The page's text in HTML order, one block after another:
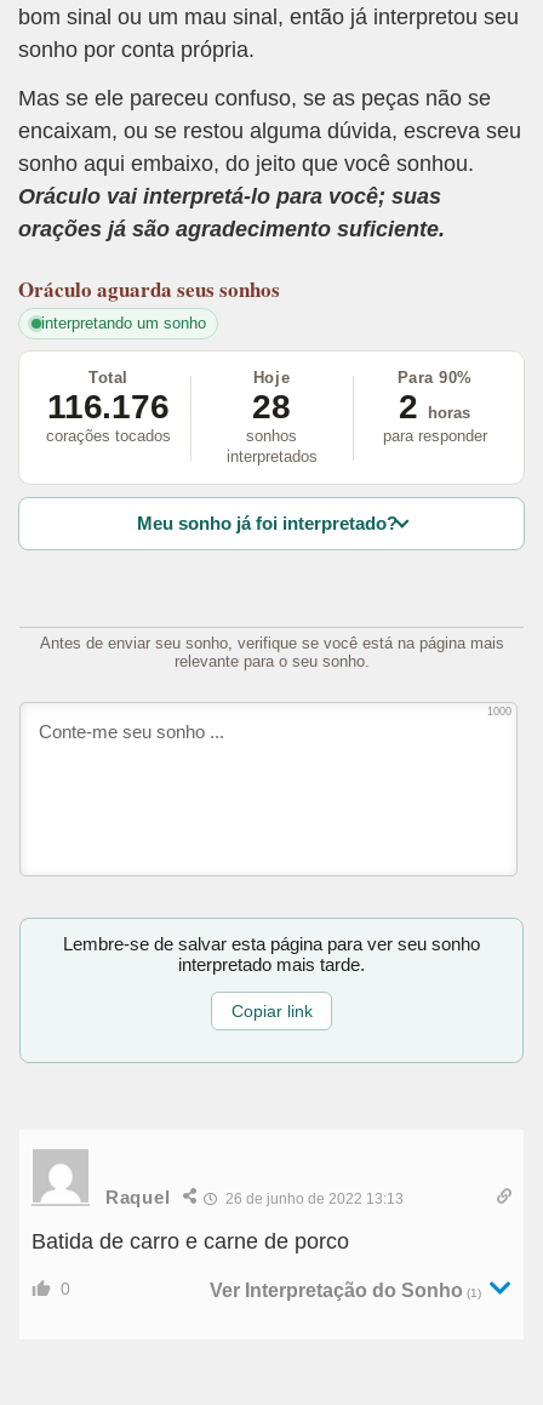
bom sinal ou um mau sinal, então já interpretou seu
sonho por conta própria.
Mas se ele pareceu confuso, se as peças não se
encaixam, ou se restou alguma dúvida, escreva seu
sonho aqui embaixo, do jeito que você sonhou.
Oráculo vai interpretá-lo para você; suas
orações já são agradecimento suficiente.
Oráculo aguarda seus sonhos
interpretando um sonho
Total
116.176
corações tocados
Hoje
28
sonhos
interpretados
Para 90%
2
horas
para responder
Meu sonho já foi interpretado?
Antes de enviar seu sonho, verifique se você está na página mais
relevante para o seu sonho.
1000
Lembre-se de salvar esta página para ver seu sonho
interpretado mais tarde.
Copiar link
Raquel 26 de junho de 2022 13:13
Batida de carro e carne de porco
0 Ver Interpretação do Sonho (1)